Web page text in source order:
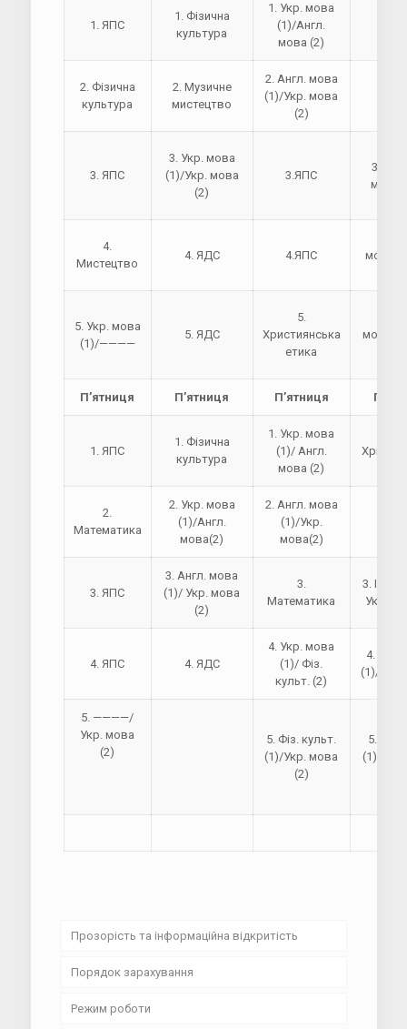
1. ЯПС
1. Фізична
культура
1. Укр. мова
(1)/Англ.
мова (2)
2. Фізична
культура
2. Музичне
мистецтво
2. Англ. мова
(1)/Укр. мова
(2)
3. ЯПС
3. Укр. мова
(1)/Укр. мова
(2)
3.ЯПС
3.
4.
Мистецтво
4. ЯДС 4.ЯПС
5. Укр. мова
(1)/————
5. ЯДС
5.
Християнська
етика
П’ятниця П’ятниця П’ятниця
1. ЯПС
1. Фізична
культура
1. Укр. мова
(1)/ Англ.
мова (2)
2.
Математика
2. Укр. мова
(1)/Англ.
мова(2)
2. Англ. мова
(1)/Укр.
мова(2)
3. ЯПС
3. Англ. мова
(1)/ Укр. мова
(2)
3.
Математика
3.
Укр.
4. ЯПС 4. ЯДС
4. Укр. мова
(1)/ Фіз.
культ. (2)
4. Фіз.
(1)/
5. ————/
Укр. мова
(2)
5. Фіз. культ.
(1)/Укр. мова
(2)
5.
(1)/Фіз.
Прозорість та інформаційна відкритість
Установчі документи
Освітні програми та навчальні плани
Порядок зарахування
Режим роботи